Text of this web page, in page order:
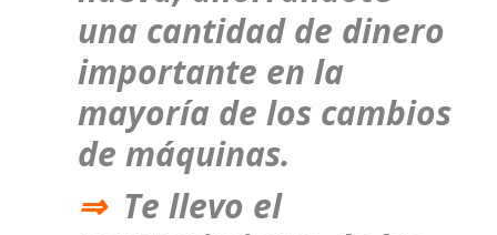
una cantidad de dinero
importante en la
mayoría de los cambios
de máquinas.
⇒Te llevo el